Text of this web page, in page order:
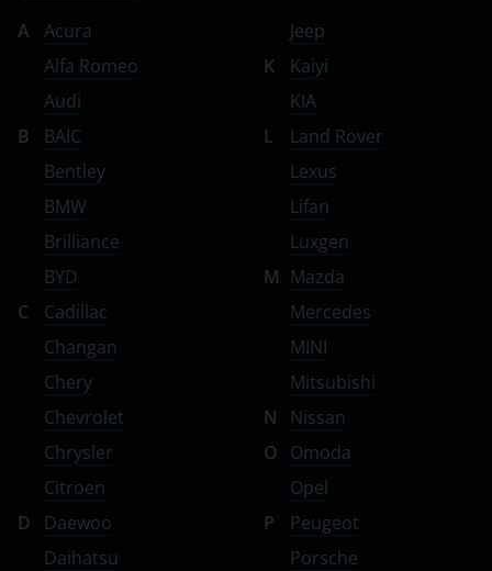
A
Acura
Alfa Romeo
Audi
B
BAIC
Bentley
BMW
Brilliance
BYD
C
Cadillac
Changan
Chery
Chevrolet
Chrysler
Citroen
D
Daewoo
Daihatsu
Jeep
K
Kaiyi
KIA
L
Land Rover
Lexus
Lifan
Luxgen
M Mazda
Mercedes
MINI
Mitsubishi
N
Nissan
O
Omoda
Opel
P
Peugeot
Porsche